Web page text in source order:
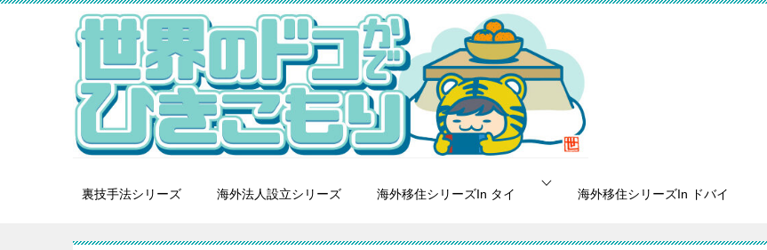
裏技手法シリーズ 海外法人設立シリーズ 海外移住シリーズIn タイ 海外移住シリーズIn ドバイ